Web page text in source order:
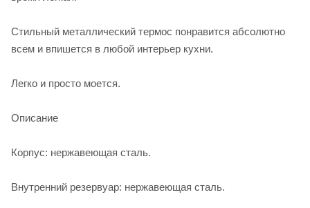
Стильный металлический термос понравится абсолютно
всем и впишется в любой интерьер кухни.
Легко и просто моется.
Описание
Корпус: нержавеющая сталь.
Внутренний резервуар: нержавеющая сталь.